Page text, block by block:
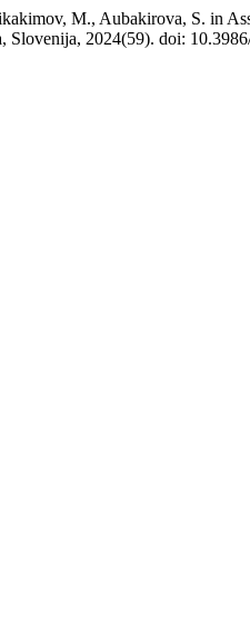
M., Aubakirova, S. in
Slovenija, 2024(59). doi: